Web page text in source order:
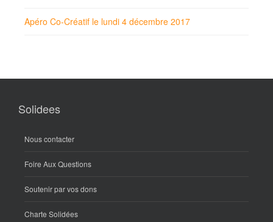
Apéro Co-Créatif le lundi 4 décembre 2017
Solidees
Nous contacter
Foire Aux Questions
Soutenir par vos dons
Charte Solidées